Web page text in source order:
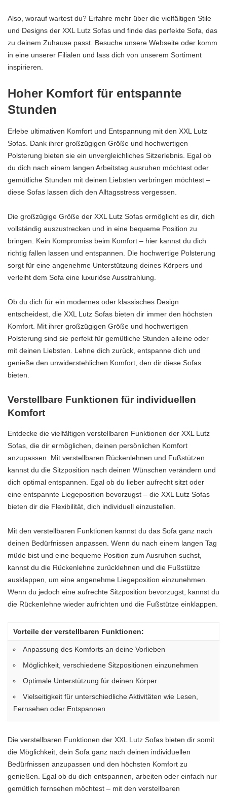
Also, worauf wartest du? Erfahre mehr über die vielfältigen Stile
und Designs der XXL Lutz Sofas und finde das perfekte Sofa, das
zu deinem Zuhause passt. Besuche unsere Webseite oder komm
in eine unserer Filialen und lass dich von unserem Sortiment
inspirieren.
Hoher Komfort für entspannte
Stunden
Erlebe ultimativen Komfort und Entspannung mit den XXL Lutz
Sofas. Dank ihrer großzügigen Größe und hochwertigen
Polsterung bieten sie ein unvergleichliches Sitzerlebnis. Egal ob
du dich nach einem langen Arbeitstag ausruhen möchtest oder
gemütliche Stunden mit deinen Liebsten verbringen möchtest –
diese Sofas lassen dich den Alltagsstress vergessen.
Die großzügige Größe der XXL Lutz Sofas ermöglicht es dir, dich
vollständig auszustrecken und in eine bequeme Position zu
bringen. Kein Kompromiss beim Komfort – hier kannst du dich
richtig fallen lassen und entspannen. Die hochwertige Polsterung
sorgt für eine angenehme Unterstützung deines Körpers und
verleiht dem Sofa eine luxuriöse Ausstrahlung.
Ob du dich für ein modernes oder klassisches Design
entscheidest, die XXL Lutz Sofas bieten dir immer den höchsten
Komfort. Mit ihrer großzügigen Größe und hochwertigen
Polsterung sind sie perfekt für gemütliche Stunden alleine oder
mit deinen Liebsten. Lehne dich zurück, entspanne dich und
genieße den unwiderstehlichen Komfort, den dir diese Sofas
bieten.
Verstellbare Funktionen für individuellen
Komfort
Entdecke die vielfältigen verstellbaren Funktionen der XXL Lutz
Sofas, die dir ermöglichen, deinen persönlichen Komfort
anzupassen. Mit verstellbaren Rückenlehnen und Fußstützen
kannst du die Sitzposition nach deinen Wünschen verändern und
dich optimal entspannen. Egal ob du lieber aufrecht sitzt oder
eine entspannte Liegeposition bevorzugst – die XXL Lutz Sofas
bieten dir die Flexibilität, dich individuell einzustellen.
Mit den verstellbaren Funktionen kannst du das Sofa ganz nach
deinen Bedürfnissen anpassen. Wenn du nach einem langen Tag
müde bist und eine bequeme Position zum Ausruhen suchst,
kannst du die Rückenlehne zurücklehnen und die Fußstütze
ausklappen, um eine angenehme Liegeposition einzunehmen.
Wenn du jedoch eine aufrechte Sitzposition bevorzugst, kannst du
die Rückenlehne wieder aufrichten und die Fußstütze einklappen.
Vorteile der verstellbaren Funktionen:
Anpassung des Komforts an deine Vorlieben
Möglichkeit, verschiedene Sitzpositionen einzunehmen
Optimale Unterstützung für deinen Körper
Vielseitigkeit für unterschiedliche Aktivitäten wie Lesen,
Fernsehen oder Entspannen
Die verstellbaren Funktionen der XXL Lutz Sofas bieten dir somit
die Möglichkeit, dein Sofa ganz nach deinen individuellen
Bedürfnissen anzupassen und den höchsten Komfort zu
genießen. Egal ob du dich entspannen, arbeiten oder einfach nur
gemütlich fernsehen möchtest – mit den verstellbaren